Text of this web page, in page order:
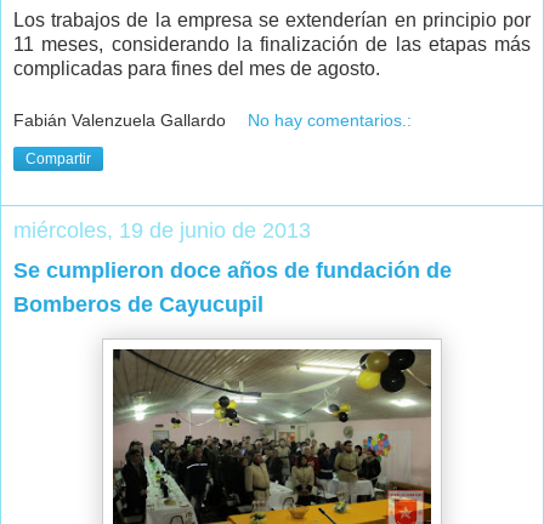
Los trabajos de la empresa se extenderían en principio por
11 meses, considerando la finalización de las etapas más
complicadas para fines del mes de agosto.
Fabián Valenzuela Gallardo No hay comentarios.:
Compartir
miércoles, 19 de junio de 2013
Se cumplieron doce años de fundación de
Bomberos de Cayucupil